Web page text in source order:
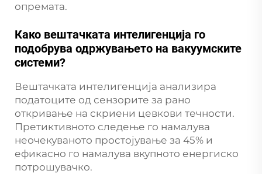
опремата.
Како вештачката интелигенција го
подобрува одржувањето на вакуумските
системи?
Вештачката интелигенција анализира
податоците од сензорите за рано
откривање на скриени цевкови течности.
Претиктивното следење го намалува
неочекуваното простојување за 45% и
ефикасно го намалува вкупното енергиско
потрошувачко.